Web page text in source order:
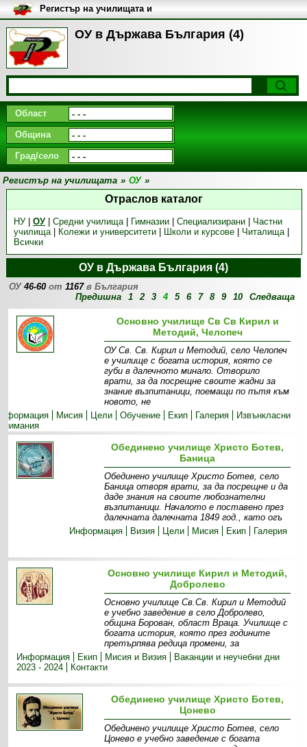
ОУ в Държава България (4)
Регистър на училищата и
университетите в България
Област
Община
Град/село
Регистър на училищата » ОУ »
Отраслов каталог
НУ| ОУ| Средни училища| Гимназии| Специализирани| Частни
училища| Колежи и университети| Школи и курсове| Читалища|
Всички
ОУ в Държава България (4)
ОУ46-60 от1167в България
Предишна
1 2 3 4 5 6 7 8 9 10 Следваща
Основно училище Св Св Кирил и
Методий, Челопеч
ОУ Св. Св. Кирил и Методий, село Челопеч
е училище с богата история, която се
губи в далечното минало. Отворило
врати, за да посрещне своите жадни за
знание възпитаници, поемащи по пътя към
новото, не
Мисия Цели Обучение Екип Галерия
Извънкласни
Обединено училище Христо Ботев,
Баница
Обединено училище Христо Ботев, село
Баница отворя врати, за да посрещне и да
даде знания на своите любознателни
възпитаници. Началото е поставено през
далечната далечната 1849 год., като огъ
Информация
Визия Цели Мисия Екип Галерия
Основно училище Кирил и Методий,
Добролево
Основно училище Св.Св. Кирил и Методий
е учебно заведение в село Добролево,
община Борован, област Враца. Училище с
богата история, която през годините
претърпява редица промени, за
Информация
Екип Мисия и Визия
Ваканции и неучебни дни
2023 - 2024
Контакти
Обединено училище Христо Ботев,
Цонево
Обединено училище Христо Ботев, село
Цонево е учебно заведение с богата